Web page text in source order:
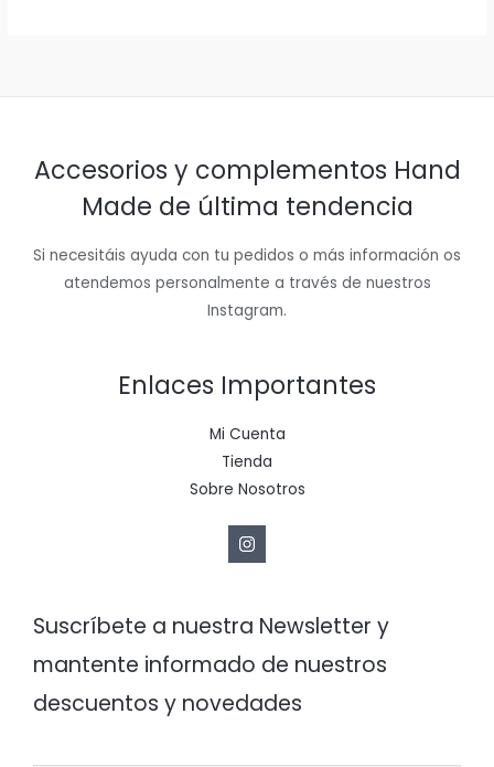
Accesorios y complementos Hand
Made de última tendencia
Si necesitáis ayuda con tu pedidos o más información os
atendemos personalmente a través de nuestros
Instagram.
Enlaces Importantes
Mi Cuenta
Tienda
Sobre Nosotros
Suscríbete a nuestra Newsletter y
mantente informado de nuestros
descuentos y novedades